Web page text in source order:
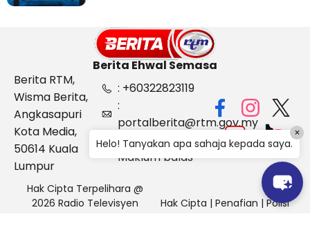
Berita Ehwal Semasa
Berita RTM,
Wisma Berita,
Angkasapuri
Kota Media,
50614 Kuala
Lumpur
: +60322823119
:
portalberita@rtm.gov.my
: Aduan &
Maklum balas
Hak Cipta Terpelihara @
2026 Radio Televisyen
Hak Cipta | Penafian | Polisi
Helo! Tanyakan apa sahaja kepada saya.
×